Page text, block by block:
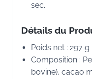
sec.
Détails du
Poids net : 297 g
Composition :
bovine), cacao